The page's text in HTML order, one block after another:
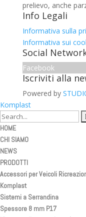
prelievo, anche
Info Legali
Informativa sulla
Informativa sui
Social
Facebook
Iscriviti alla
Powered by
Komplast
HOME
CHI SIAMO
NEWS
PRODOTTI
Accessori per Veicoli
Komplast
Sistemi a Serrandina
Spessore 8 mm P17